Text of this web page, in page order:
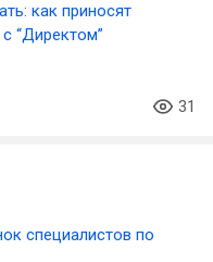
как приносят
“Директом”
31
специалистов по